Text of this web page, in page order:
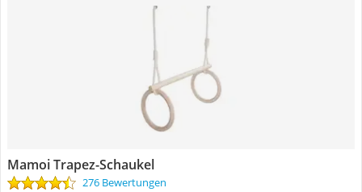
Mamoi Trapez-Schaukel
276 Bewertungen